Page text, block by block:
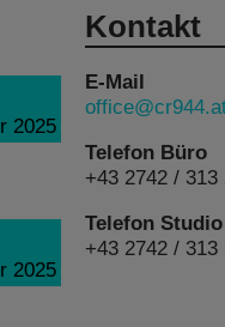
2025
2025
Kontakt
E-Mail
Telefon Büro
+43 2742 / 313
Telefon Studio
+43 2742 / 313